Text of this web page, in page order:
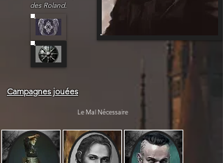
des Roland.
Campagnes jouées
Le Mal Nécessaire